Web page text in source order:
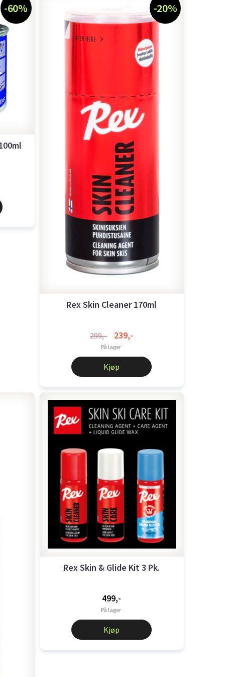
-60% -20%
Rex Skin Cleaner 170ml
299,- 239,-
På lager
Kjøp
Rex Skin & Glide Kit 3 Pk.
499,-
På lager
Kjøp